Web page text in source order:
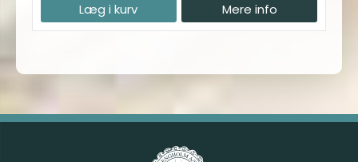
Læg i kurv
Mere info